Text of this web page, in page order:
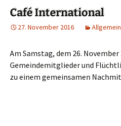
Café International
27. November 2016 Allgemein
Am Samstag, dem 26.
Gemeindemitglieder und
zu einem gemeinsamen